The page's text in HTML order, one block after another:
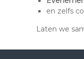
en zelfs
Laten we